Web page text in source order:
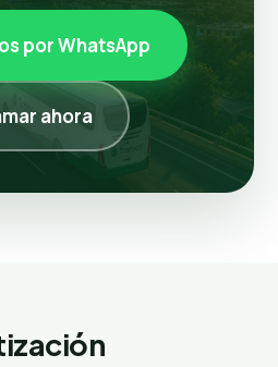
por WhatsApp
ahora